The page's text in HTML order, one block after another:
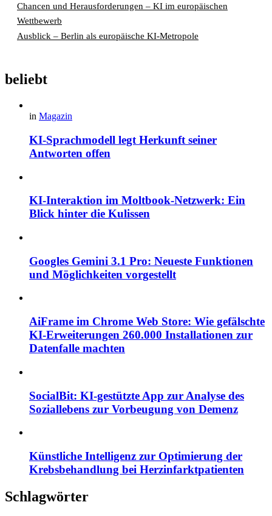
Chancen und Herausforderungen – KI im europäischen
Wettbewerb
Ausblick – Berlin als europäische KI-Metropole
beliebt
in Magazin
KI-Sprachmodell legt Herkunft seiner
Antworten offen
KI-Interaktion im Moltbook-Netzwerk: Ein
Blick hinter die Kulissen
Googles Gemini 3.1 Pro: Neueste Funktionen
und Möglichkeiten vorgestellt
AiFrame im Chrome Web Store: Wie gefälschte
KI-Erweiterungen 260.000 Installationen zur
Datenfalle machten
SocialBit: KI-gestützte App zur Analyse des
Soziallebens zur Vorbeugung von Demenz
Künstliche Intelligenz zur Optimierung der
Krebsbehandlung bei Herzinfarktpatienten
Schlagwörter